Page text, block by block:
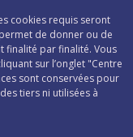
cookies requis seront
de donner ou de
finalité par finalité. Vous
sur l’onglet "Centre
sont conservées pour
tiers ni utilisées à